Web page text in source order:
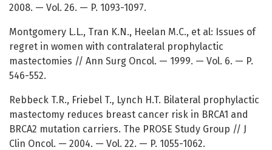
2008. — Vol. 26. — P. 1093-1097.
Montgomery L.L., Tran K.N., Heelan M.C., et al: Issues of
regret in women with contralateral prophylactic
mastectomies // Ann Surg Oncol. — 1999. — Vol. 6. — P.
546-552.
Rebbeck T.R., Friebel T., Lynch H.T. Bilateral prophylactic
mastectomy reduces breast cancer risk in BRCA1 and
BRCA2 mutation carriers. The PROSE Study Group // J
Clin Oncol. — 2004. — Vol. 22. — P. 1055-1062.